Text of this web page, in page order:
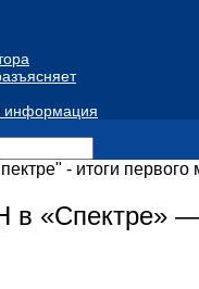
«Спектре» —